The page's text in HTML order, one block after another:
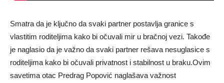
Smatra da je ključno da svaki partner postavlja granice s
vlastitim roditeljima kako bi očuvali mir u bračnoj vezi. Takođe
je naglasio da je važno da svaki partner rešava nesuglasice s
roditeljima kako bi očuvali privatnost i stabilnost u braku.Ovim
savetima otac Predrag Popović naglašava važnost